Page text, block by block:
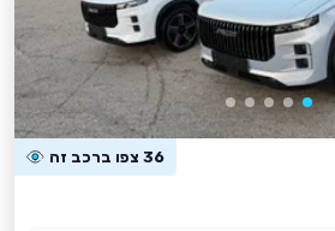
36 צפו ברכב זה